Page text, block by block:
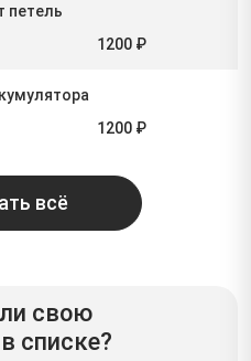
петель
1200 ₽
1200 ₽
всё
свою
списке?